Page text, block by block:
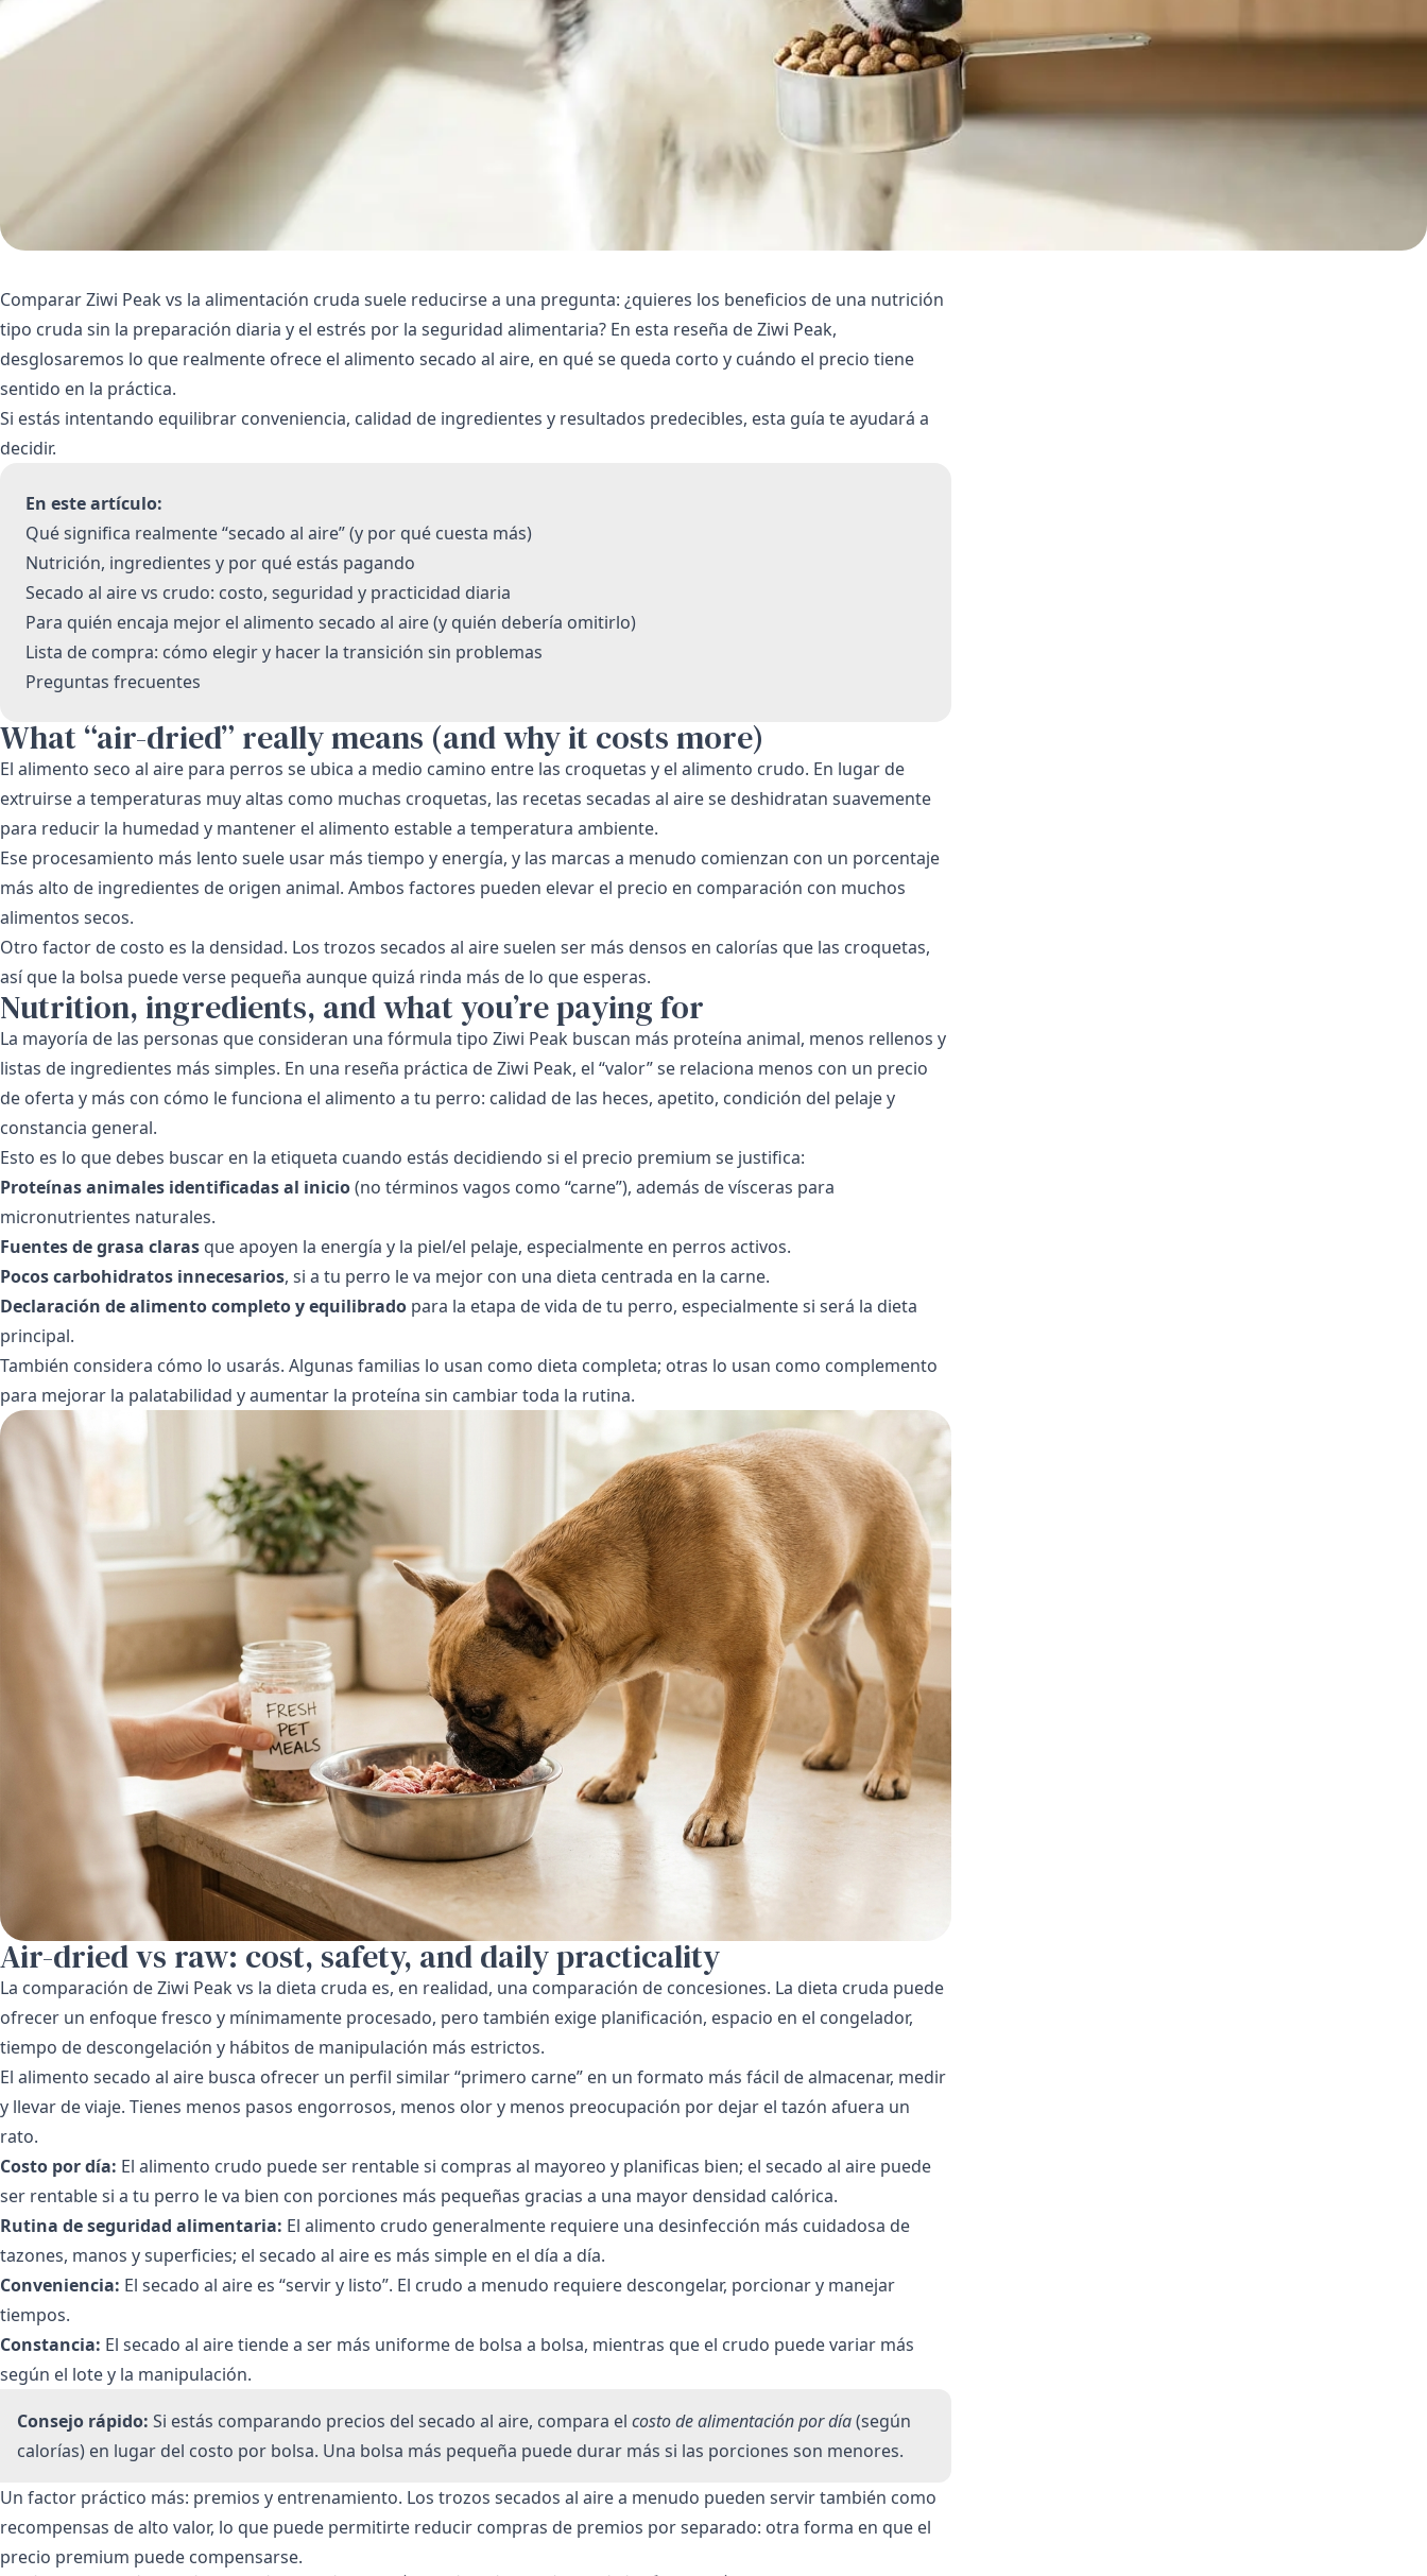
Comparar Ziwi Peak vs la alimentación cruda suele reducirse a una pregunta: ¿quieres los beneficios de una nutrición
tipo cruda sin la preparación diaria y el estrés por la seguridad alimentaria? En esta reseña de Ziwi Peak,
desglosaremos lo que realmente ofrece el alimento secado al aire, en qué se queda corto y cuándo el precio tiene
sentido en la práctica.
Si estás intentando equilibrar conveniencia, calidad de ingredientes y resultados predecibles, esta guía te ayudará a
decidir.
En este artículo:
Qué significa realmente “secado al aire” (y por qué cuesta más)
Nutrición, ingredientes y por qué estás pagando
Secado al aire vs crudo: costo, seguridad y practicidad diaria
Para quién encaja mejor el alimento secado al aire (y quién debería omitirlo)
Lista de compra: cómo elegir y hacer la transición sin problemas
Preguntas frecuentes
What “air-dried” really means (and why it costs more)
El alimento seco al aire para perros se ubica a medio camino entre las croquetas y el alimento crudo. En lugar de
extruirse a temperaturas muy altas como muchas croquetas, las recetas secadas al aire se deshidratan suavemente
para reducir la humedad y mantener el alimento estable a temperatura ambiente.
Ese procesamiento más lento suele usar más tiempo y energía, y las marcas a menudo comienzan con un porcentaje
más alto de ingredientes de origen animal. Ambos factores pueden elevar el precio en comparación con muchos
alimentos secos.
Otro factor de costo es la densidad. Los trozos secados al aire suelen ser más densos en calorías que las croquetas,
así que la bolsa puede verse pequeña aunque quizá rinda más de lo que esperas.
Nutrition, ingredients, and what you’re paying for
La mayoría de las personas que consideran una fórmula tipo Ziwi Peak buscan más proteína animal, menos rellenos y
listas de ingredientes más simples. En una reseña práctica de Ziwi Peak, el “valor” se relaciona menos con un precio
de oferta y más con cómo le funciona el alimento a tu perro: calidad de las heces, apetito, condición del pelaje y
constancia general.
Esto es lo que debes buscar en la etiqueta cuando estás decidiendo si el precio premium se justifica:
Proteínas animales identificadas al inicio(no términos vagos como “carne”), además de vísceras para
micronutrientes naturales.
Fuentes de grasa claras que apoyen la energía y la piel/el pelaje, especialmente en perros activos.
Pocos carbohidratos innecesarios, si a tu perro le va mejor con una dieta centrada en la carne.
Declaración de alimento completo y equilibrado para la etapa de vida de tu perro, especialmente si será la dieta
principal.
También considera cómo lo usarás. Algunas familias lo usan como dieta completa; otras lo usan como complemento
para mejorar la palatabilidad y aumentar la proteína sin cambiar toda la rutina.
Air-dried vs raw: cost, safety, and daily practicality
La comparación de Ziwi Peak vs la dieta cruda es, en realidad, una comparación de concesiones. La dieta cruda puede
ofrecer un enfoque fresco y mínimamente procesado, pero también exige planificación, espacio en el congelador,
tiempo de descongelación y hábitos de manipulación más estrictos.
El alimento secado al aire busca ofrecer un perfil similar “primero carne” en un formato más fácil de almacenar, medir
y llevar de viaje. Tienes menos pasos engorrosos, menos olor y menos preocupación por dejar el tazón afuera un
rato.
Costo por día: El alimento crudo puede ser rentable si compras al mayoreo y planificas bien; el secado al aire puede
ser rentable si a tu perro le va bien con porciones más pequeñas gracias a una mayor densidad calórica.
Rutina de seguridad alimentaria: El alimento crudo generalmente requiere una desinfección más cuidadosa de
tazones, manos y superficies; el secado al aire es más simple en el día a día.
Conveniencia: El secado al aire es “servir y listo”. El crudo a menudo requiere descongelar, porcionar y manejar
tiempos.
Constancia: El secado al aire tiende a ser más uniforme de bolsa a bolsa, mientras que el crudo puede variar más
según el lote y la manipulación.
Consejo rápido: Si estás comparando precios del secado al aire, compara el costo de alimentación por día(según
calorías) en lugar del costo por bolsa. Una bolsa más pequeña puede durar más si las porciones son menores.
Un factor práctico más: premios y entrenamiento. Los trozos secados al aire a menudo pueden servir también como
recompensas de alto valor, lo que puede permitirte reducir compras de premios por separado: otra forma en que el
precio premium puede compensarse.